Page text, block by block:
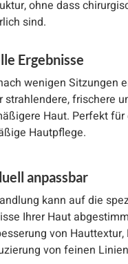
ohne dass
sind.
Ergebnisse
wenigen Sitzungen
strahlendere, frischere
Haut. Perfekt für
Hautpflege.
anpassbar
kann auf die
Ihrer Haut
von
von feinen